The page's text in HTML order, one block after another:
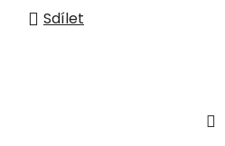
Sdílet